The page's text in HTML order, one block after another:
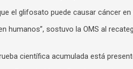
el glifosato puede causar cáncer
humanos”, sostuvo la OMS al
científica acumulada está